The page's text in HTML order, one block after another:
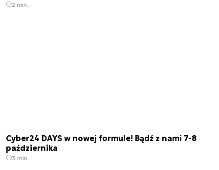
2 min.
Cyber24 DAYS w nowej formule! Bądź z nami 7-8
października
3 min.